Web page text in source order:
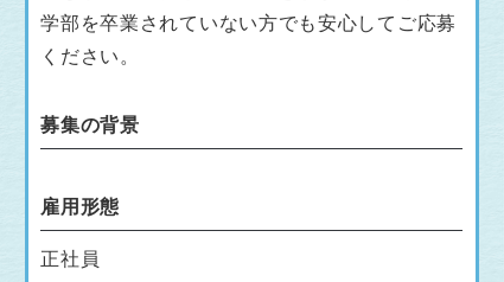
学部を卒業されていない方でも安心してご応募
ください。
募集の背景
雇用形態
正社員